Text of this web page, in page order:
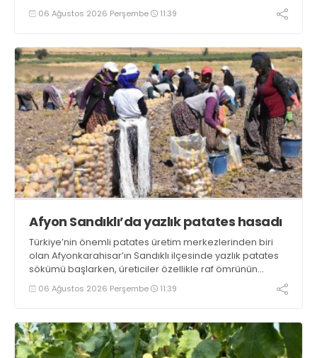
ulaşarak tarihi zirvesini test ediyor
06 Ağustos 2026 Perşembe 11:39
Afyon Sandıklı’da yazlık patates hasadı
Türkiye’nin önemli patates üretim merkezlerinden biri
olan Afyonkarahisar’ın Sandıklı ilçesinde yazlık patates
sökümü başlarken, üreticiler özellikle raf ömrünün
yaklaşık 2 ay olması ve rengi bakımından tüketimde
Sandıklı patatesinin daha fazla tercih edildiğini belirtti
06 Ağustos 2026 Perşembe 11:39